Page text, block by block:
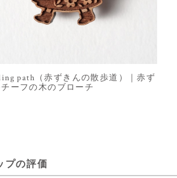
path（赤ずきんの散歩道）｜赤ず
ーフの木のブローチ
プの評価